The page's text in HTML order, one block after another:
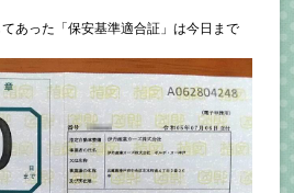
あった「保安基準適合証」は今日まで